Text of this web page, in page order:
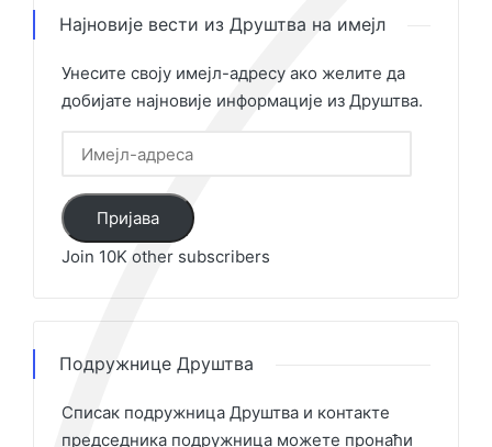
Најновије вести из Друштва на имејл
Унесите своју имејл-адресу ако желите да
добијате најновије информације из Друштва.
Имејл-
адреса
Пријава
Join 10K other subscribers
Подружнице Друштва
Списак подружница Друштва и контакте
председника подружница можете пронаћи